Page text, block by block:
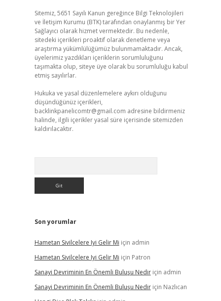
Sitemiz, 5651 Sayılı Kanun gereğince Bilgi Teknolojileri
ve İletişim Kurumu (BTK) tarafından onaylanmış bir Yer
Sağlayıcı olarak hizmet vermektedir. Bu nedenle,
sitedeki içerikleri proaktif olarak denetleme veya
araştırma yükümlülüğümüz bulunmamaktadır. Ancak,
üyelerimiz yazdıkları içeriklerin sorumluluğunu
taşımakta olup, siteye üye olarak bu sorumluluğu kabul
etmiş sayılırlar.
Hukuka ve yasal düzenlemelere aykırı olduğunu
düşündüğünüz içerikleri,
backlinkpanelicomtr@gmail.com adresine bildirmeniz
halinde, ilgili içerikler yasal süre içerisinde sitemizden
kaldırılacaktır.
Son yorumlar
Hametan Sivilcelere Iyi Gelir Mi için admin
Hametan Sivilcelere Iyi Gelir Mi için Patron
Sanayi Devriminin En Önemli Buluşu Nediriçin admin
Sanayi Devriminin En Önemli Buluşu Nediriçin Nazlıcan